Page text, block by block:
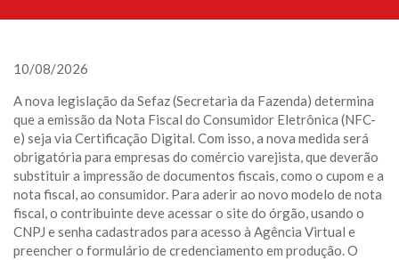
10/08/2026
A nova legislação da Sefaz (Secretaria da Fazenda) determina
que a emissão da Nota Fiscal do Consumidor Eletrônica (NFC-
e) seja via Certificação Digital. Com isso, a nova medida será
obrigatória para empresas do comércio varejista, que deverão
substituir a impressão de documentos fiscais, como o cupom e a
nota fiscal, ao consumidor. Para aderir ao novo modelo de nota
fiscal, o contribuinte deve acessar o site do órgão, usando o
CNPJ e senha cadastrados para acesso à Agência Virtual e
preencher o formulário de credenciamento em produção. O